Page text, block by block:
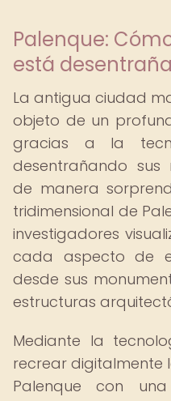
Palenque:
está
La antigua ciudad
objeto de un
gracias a la
desentrañando sus
de manera
tridimensional de
investigadores
cada aspecto de
desde sus
estructuras
Mediante la
recrear digitalmente
Palenque con